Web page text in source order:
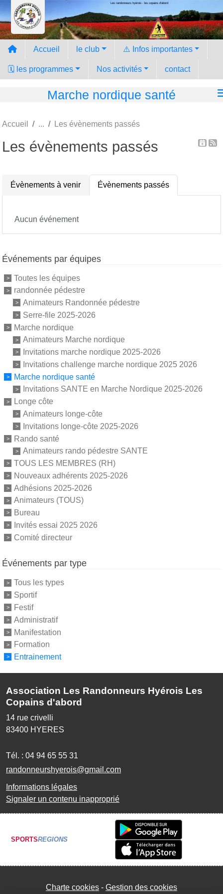
Les randonneurs hyèrois - les copains d'abord
Accueil le club ⚠️ Infos importantes
🗓️ les programmes Nos activités contact
Marche nordique santé
Accueil Les évènements passés
Les évènements passés
Évènements à venir Évènements passés
Aucun événement
Événements par équipes
Toutes les équipes
randonnée pédestre
Animateurs Randonnée pédestre
Serre-file 2025-2026
Marche nordique
Animateurs Marche nordique
Invitations marche nordique 2025-2026
Invitations challenge marche nordique 2025 2026
Marche nordique santé
Invitations SANTE en Marche Nordique 2025-2026
Longe côte
Animateurs longe-côte
Invitations longe-côte 2025-2026
Rando santé
Animateurs rando pédestre SANTE
TOUS LES MEMBRES (RH)
Nouveaux adhérents 2025-2026
Adhésions 2025-2026
Animateurs (TOUS)
Bureau
Invités essai 2025 2026
Comité directeur
Événements par type
Tous les types
Sportif
Festif
Administratif
Manifestation
Formation
Entrainement
Association Les Randonneurs Hyérois Les
Copains d'abord
14 rue crivelli
83400 HYERES
Tél. : 04 94 65 55 31
randonneurshyerois@gmail.com
Informations légales
Signaler un contenu inapproprié
SPORTSREGIONS
Charte cookies Gestion des cookies
Panneau de gestion des cookies